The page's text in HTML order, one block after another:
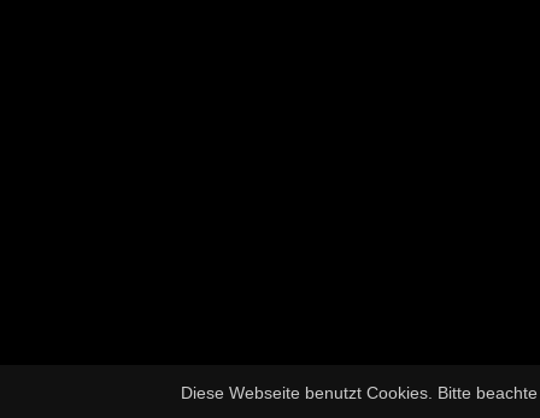
Diese Webseite benutzt Cookies. Bitte